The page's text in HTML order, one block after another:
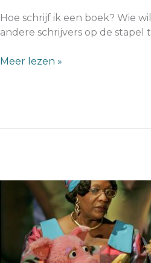
Hoe schrijf ik een boek? Wie
andere schrijvers op de stapel
Meer lezen »